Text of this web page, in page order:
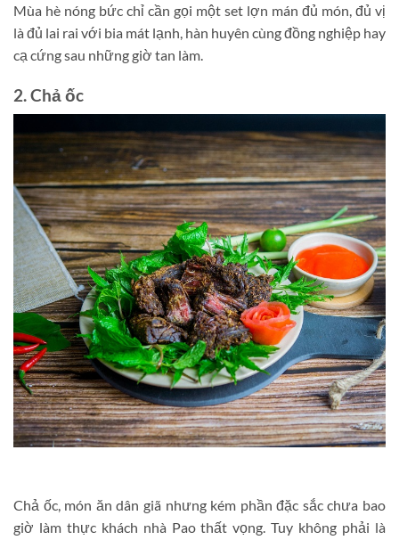
Mùa hè nóng bức chỉ cần gọi một set lợn mán đủ món, đủ vị
là đủ lai rai với bia mát lạnh, hàn huyên cùng đồng nghiệp hay
cạ cứng sau những giờ tan làm.
2. Chả ốc
Chả ốc, món ăn dân giã nhưng kém phần đặc sắc chưa bao
giờ làm thực khách nhà Pao thất vọng. Tuy không phải là